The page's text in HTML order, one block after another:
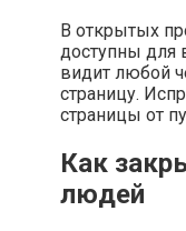
В открытых
доступны для
видит любой
страницу.
страницы от
Как
людей